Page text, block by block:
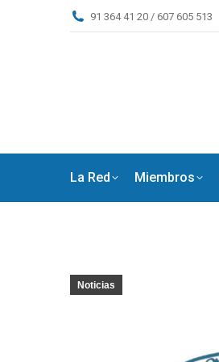
91 364 41 20 / 607 605 513
La Red Miembros
Noticias